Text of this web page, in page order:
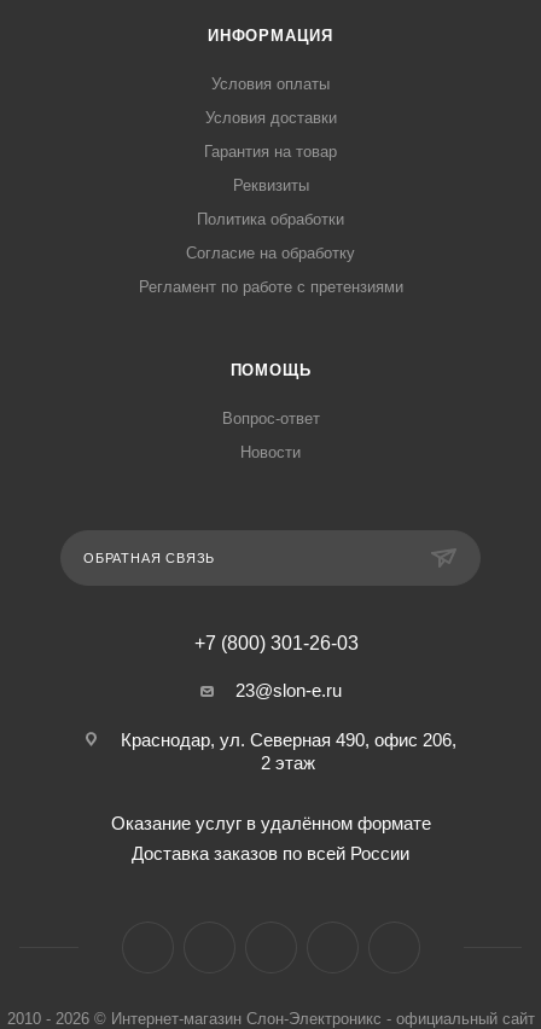
ИНФОРМАЦИЯ
Условия оплаты
Условия доставки
Гарантия на товар
Реквизиты
Политика обработки
Согласие на обработку
Регламент по работе с претензиями
ПОМОЩЬ
Вопрос-ответ
Новости
ОБРАТНАЯ СВЯЗЬ
+7 (800) 301-26-03
23@slon-e.ru
Краснодар, ул. Северная 490, офис 206,
2 этаж
Оказание услуг в удалённом формате
Доставка заказов по всей России
2010 - 2026 © Интернет-магазин Слон-Электроникс - официальный сайт